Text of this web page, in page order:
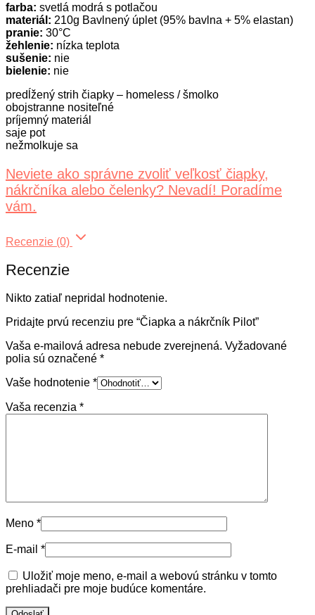
farba: svetlá modrá s potlačou
materiál: 210g Bavlnený úplet (95% bavlna + 5% elastan)
pranie: 30°C
žehlenie: nízka teplota
sušenie: nie
bielenie: nie
predĺžený strih čiapky – homeless / šmolko
obojstranne nositeľné
príjemný materiál
saje pot
nežmolkuje sa
Neviete ako správne zvoliť veľkosť čiapky,
nákrčníka alebo čelenky? Nevadí! Poradíme
vám.
Recenzie (0)
Recenzie
Nikto zatiaľ nepridal hodnotenie.
Pridajte prvú recenziu pre “Čiapka a nákrčník Pilot”
Vaša e-mailová adresa nebude zverejnená. Vyžadované
polia sú označené *
Vaše hodnotenie *
Vaša recenzia *
Meno *
E-mail *
Uložiť moje meno, e-mail a webovú stránku v tomto
prehliadači pre moje budúce komentáre.